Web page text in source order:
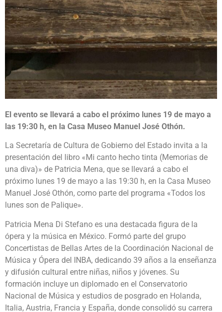
El evento se llevará a cabo el próximo lunes 19 de mayo a
las 19:30 h, en la Casa Museo Manuel José Othón.
La Secretaría de Cultura de Gobierno del Estado invita a la
presentación del libro «Mi canto hecho tinta (Memorias de
una diva)» de Patricia Mena, que se llevará a cabo el
próximo lunes 19 de mayo a las 19:30 h, en la Casa Museo
Manuel José Othón, como parte del programa «Todos los
lunes son de Palique».
Patricia Mena Di Stefano es una destacada figura de la
ópera y la música en México. Formó parte del grupo
Concertistas de Bellas Artes de la Coordinación Nacional de
Música y Ópera del INBA, dedicando 39 años a la enseñanza
y difusión cultural entre niñas, niños y jóvenes. Su
formación incluye un diplomado en el Conservatorio
Nacional de Música y estudios de posgrado en Holanda,
Italia, Austria, Francia y España, donde consolidó su carrera